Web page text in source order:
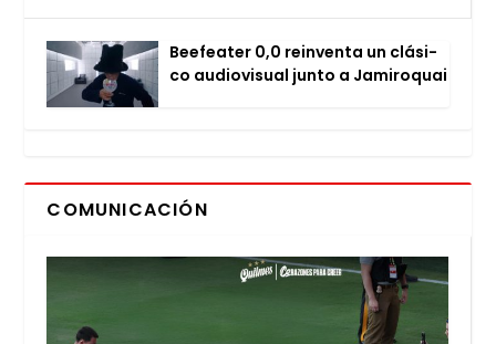
Bee­fea­ter 0,0 rein­ven­ta un clá­si­
co audio­vi­sual jun­to a Jami­ro­quai
COMUNICACIÓN